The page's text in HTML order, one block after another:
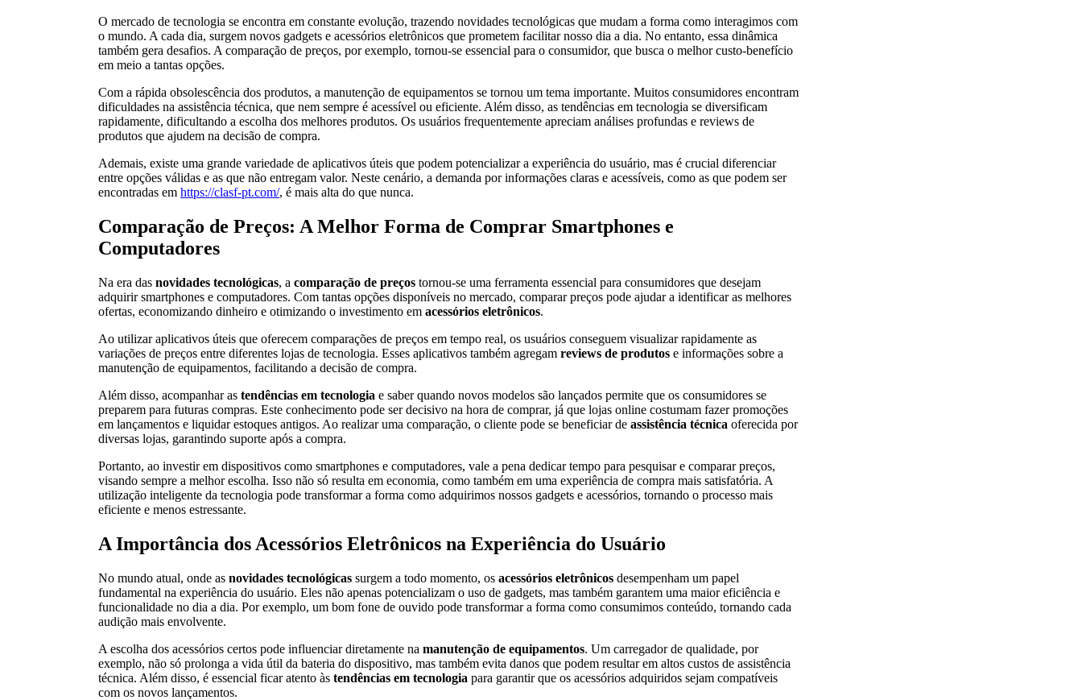
O mercado de tecnologia se encontra em constante evolução, trazendo novidades tecnológicas que mudam a forma como interagimos com
o mundo. A cada dia, surgem novos gadgets e acessórios eletrônicos que prometem facilitar nosso dia a dia. No entanto, essa dinâmica
também gera desafios. A comparação de preços, por exemplo, tornou-se essencial para o consumidor, que busca o melhor custo-benefício
em meio a tantas opções.
Com a rápida obsolescência dos produtos, a manutenção de equipamentos se tornou um tema importante. Muitos consumidores encontram
dificuldades na assistência técnica, que nem sempre é acessível ou eficiente. Além disso, as tendências em tecnologia se diversificam
rapidamente, dificultando a escolha dos melhores produtos. Os usuários frequentemente apreciam análises profundas e reviews de
produtos que ajudem na decisão de compra.
Ademais, existe uma grande variedade de aplicativos úteis que podem potencializar a experiência do usuário, mas é crucial diferenciar
entre opções válidas e as que não entregam valor. Neste cenário, a demanda por informações claras e acessíveis, como as que podem ser
encontradas em https://clasf-pt.com/, é mais alta do que nunca.
Comparação de Preços: A Melhor Forma de Comprar Smartphones e
Computadores
Na era das novidades tecnológicas, a comparação de preços tornou-se uma ferramenta essencial para consumidores que desejam
adquirir smartphones e computadores. Com tantas opções disponíveis no mercado, comparar preços pode ajudar a identificar as melhores
ofertas, economizando dinheiro e otimizando o investimento em acessórios eletrônicos.
Ao utilizar aplicativos úteis que oferecem comparações de preços em tempo real, os usuários conseguem visualizar rapidamente as
variações de preços entre diferentes lojas de tecnologia. Esses aplicativos também agregam reviews de produtos e informações sobre a
manutenção de equipamentos, facilitando a decisão de compra.
Além disso, acompanhar as tendências em tecnologia e saber quando novos modelos são lançados permite que os consumidores se
preparem para futuras compras. Este conhecimento pode ser decisivo na hora de comprar, já que lojas online costumam fazer promoções
em lançamentos e liquidar estoques antigos. Ao realizar uma comparação, o cliente pode se beneficiar de assistência técnica oferecida por
diversas lojas, garantindo suporte após a compra.
Portanto, ao investir em dispositivos como smartphones e computadores, vale a pena dedicar tempo para pesquisar e comparar preços,
visando sempre a melhor escolha. Isso não só resulta em economia, como também em uma experiência de compra mais satisfatória. A
utilização inteligente da tecnologia pode transformar a forma como adquirimos nossos gadgets e acessórios, tornando o processo mais
eficiente e menos estressante.
A Importância dos Acessórios Eletrônicos na Experiência do Usuário
No mundo atual, onde as novidades tecnológicas surgem a todo momento, os acessórios eletrônicos desempenham um papel
fundamental na experiência do usuário. Eles não apenas potencializam o uso de gadgets, mas também garantem uma maior eficiência e
funcionalidade no dia a dia. Por exemplo, um bom fone de ouvido pode transformar a forma como consumimos conteúdo, tornando cada
audição mais envolvente.
A escolha dos acessórios certos pode influenciar diretamente na manutenção de equipamentos. Um carregador de qualidade, por
exemplo, não só prolonga a vida útil da bateria do dispositivo, mas também evita danos que podem resultar em altos custos de assistência
técnica. Além disso, é essencial ficar atento às tendências em tecnologia para garantir que os acessórios adquiridos sejam compatíveis
com os novos lançamentos.